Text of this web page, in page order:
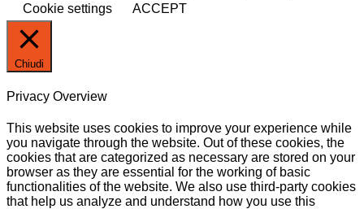
Cookie settings
ACCEPT
Chiudi
Privacy Overview
This website uses cookies to improve your experience while
you navigate through the website. Out of these cookies, the
cookies that are categorized as necessary are stored on your
browser as they are essential for the working of basic
functionalities of the website. We also use third-party cookies
that help us analyze and understand how you use this